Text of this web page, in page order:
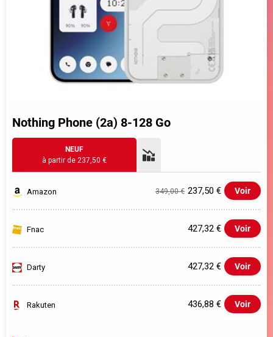
Nothing Phone (2a) 8-128 Go
NEUF
à partir de 237,50 €
Amazon 349,00 € 237,50 € Voir
Fnac 427,32 € Voir
Darty 427,32 € Voir
Rakuten 436,88 € Voir